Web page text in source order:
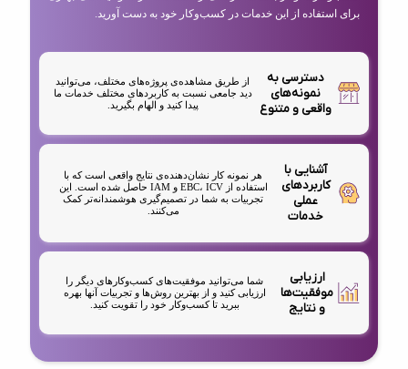
برای استفاده از این خدمات در کسب‌وکار خود به دست آورید.
دسترسی به
نمونه‌های
واقعی و متنوع
از طریق مشاهده‌ی پروژه‌های مختلف، می‌توانید
دید جامعی نسبت به کاربردهای مختلف خدمات ما
پیدا کنید و الهام بگیرید.
آشنایی با
کاربردهای
عملی
خدمات
هر نمونه کار نشان‌دهنده‌ی نتایج واقعی است که با
استفاده از EBC، ICV و IAM حاصل شده است. این
تجربیات به شما در تصمیم‌گیری هوشمندانه‌تر کمک
می‌کنند.
ارزیابی
موفقیت‌ها
و نتایج
شما می‌توانید موفقیت‌های کسب‌وکارهای دیگر را
ارزیابی کنید و از بهترین روش‌ها و تجربیات آنها بهره
ببرید تا کسب‌وکار خود را تقویت کنید.